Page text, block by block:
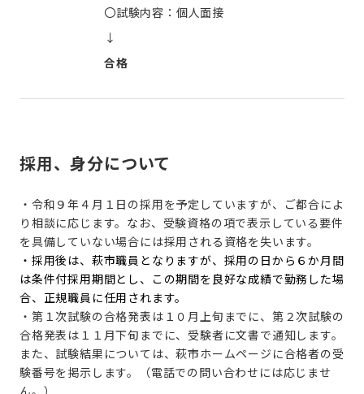
〇試験内容：個人面接
↓
合格
採用、身分について
・ 令和９年４月１日の採用を予定していますが、ご都合によ
り相談に応じます。なお、受験資格の項で表示している要件
を具備していない場合には採用される資格を失います。
・採用後は、萩市職員となりますが、採用の日から６か月間
は条件付採用期間とし、この期間を良好な成績で勤務した場
合、正規職員に任用されます。
・第１次試験の合格発表は１０月上旬までに、第２次試験の
合格発表は１１月下旬までに、受験者に文書で通知します。
また、試験結果については、萩市ホームページに合格者の受
験番号を掲示します。（電話での問い合わせには応じませ